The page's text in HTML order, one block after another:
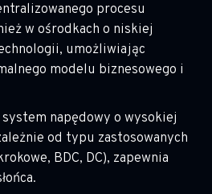
procesu
w ośrodkach o niskiej
umożliwiając
modelu biznesowego i
napędowy o wysokiej
od typu zastosowanych
BDC, DC), zapewnia